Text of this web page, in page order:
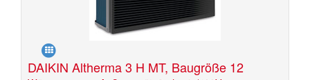
DAIKIN Altherma 3 H MT, Baugröße 12